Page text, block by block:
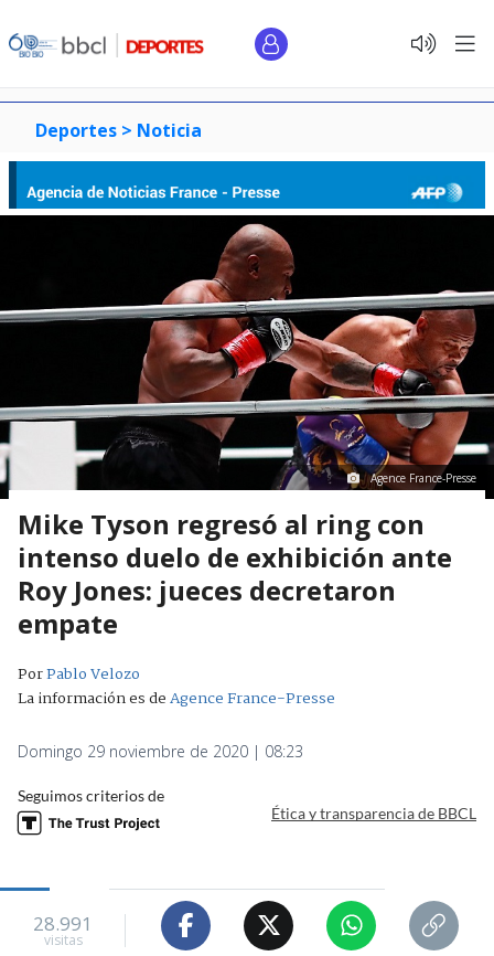
Deportes > Noticia
Agence France-Presse
Mike Tyson regresó al ring con
intenso duelo de exhibición ante
Roy Jones: jueces decretaron
empate
PorPablo Velozo
La información es deAgence France-Presse
Domingo 29 noviembre de 2020 | 08:23
Seguimos criterios de
Ética y transparencia de BBCL
28.991
visitas